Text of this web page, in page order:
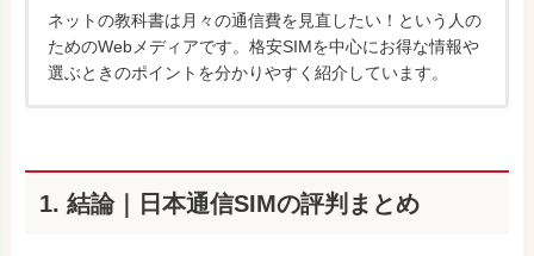
ネットの教科書は月々の通信費を見直したい！という人の
ためのWebメディアです。格安SIMを中心にお得な情報や
選ぶときのポイントを分かりやすく紹介しています。
1. 結論｜日本通信SIMの評判まとめ